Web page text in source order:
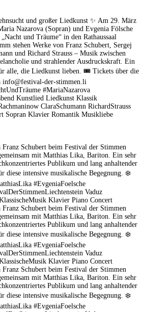
und großer Liedkunst ✨ Am 29. März
Nazarova (Sopran) und Evgenia Fölsche
und Träume“ in den Rathaussaal
stehen Werke von Franz Schubert, Sergej
und Richard Strauss – Musik zwischen
und strahlender Ausdruckskraft. Ein
alle, die Liedkunst lieben. 🎟 Tickets über die
info@festival-der-stimmen.li
#MariaNazarova
Kunstlied Liedkunst Klassik
ClaraSchumann RichardStrauss
Sopran Klavier Romantik Musikliebe